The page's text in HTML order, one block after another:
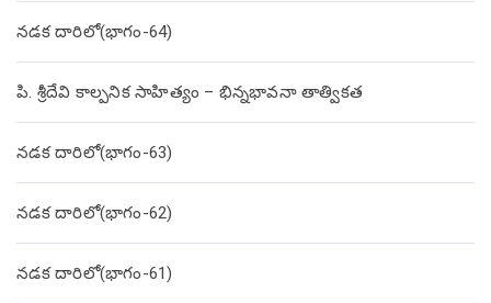
నడక దారిలో(భాగం-64)
పి. శ్రీదేవి కాల్పనిక సాహిత్యం – భిన్నభావనా తాత్వికత
నడక దారిలో(భాగం-63)
నడక దారిలో(భాగం-62)
నడక దారిలో(భాగం-61)